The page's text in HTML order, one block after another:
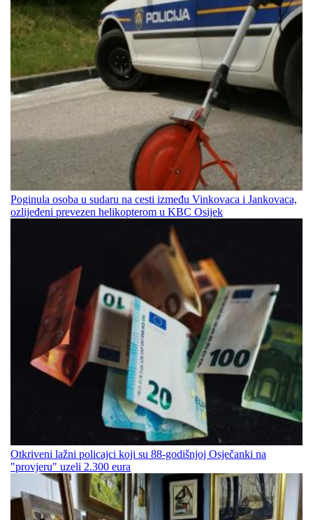
Poginula osoba u sudaru na cesti između Vinkovaca i Jankovaca,
ozlijeđeni prevezen helikopterom u KBC Osijek
Otkriveni lažni policajci koji su 88-godišnjoj Osječanki na
"provjeru" uzeli 2.300 eura